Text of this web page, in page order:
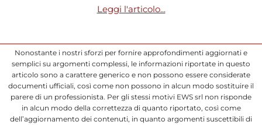
Leggi l'articolo...
Nonostante i nostri sforzi per fornire approfondimenti aggiornati e
semplici su argomenti complessi, le informazioni riportate in questo
articolo sono a carattere generico e non possono essere considerate
documenti ufficiali, così come non possono in alcun modo sostituire il
parere di un professionista. Per gli stessi motivi EWS srl non risponde
in alcun modo della correttezza di quanto riportato, così come
dell’aggiornamento dei contenuti, in quanto argomenti suscettibili di